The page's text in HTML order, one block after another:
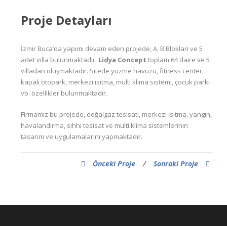
Proje Detayları
İzmir Buca’da yapımı devam eden projede; A, B Blokları ve 5
adet villa bulunmaktadır. Lidya Concept toplam 64 daire ve 5
villadan oluşmaktadır. Sitede yüzme havuzu, fitness center,
kapalı otopark, merkezi ısıtma, multı klima sistemi, çocuk parkı
vb. özellikler bulunmaktadır.
Firmamız bu projede, doğalgaz tesisatı, merkezi ısıtma, yangın,
havalandırma, sıhhi tesisat ve multi klima sistemlerinin
tasarım ve uygulamalarını yapmaktadır.
Önceki Proje / Sonraki Proje